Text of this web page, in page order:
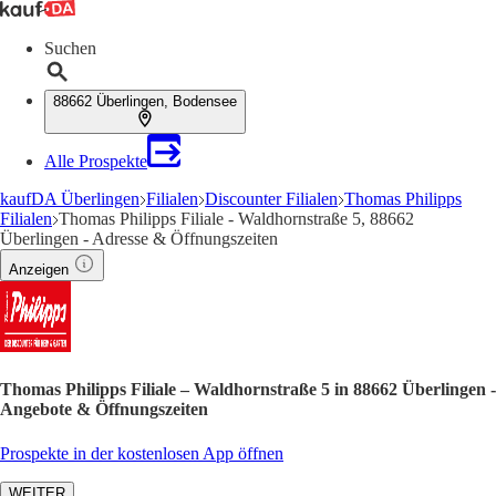
Suchen
88662 Überlingen, Bodensee
Alle Prospekte
kaufDA Überlingen Filialen Discounter Filialen Thomas Philipps
Filialen Thomas Philipps Filiale - Waldhornstraße 5, 88662
Überlingen - Adresse & Öffnungszeiten
Anzeigen
Thomas Philipps Filiale – Waldhornstraße 5 in 88662 Überlingen -
Angebote & Öffnungszeiten
Prospekte in der kostenlosen App öffnen